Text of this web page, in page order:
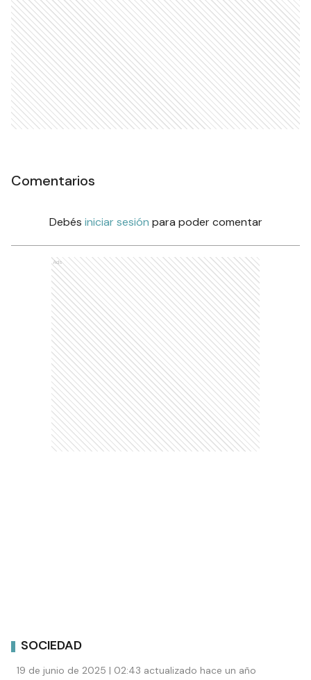
Comentarios
Debés iniciar sesión para poder comentar
Ads
SOCIEDAD
19 de junio de 2025 | 02:43 actualizado hace un año